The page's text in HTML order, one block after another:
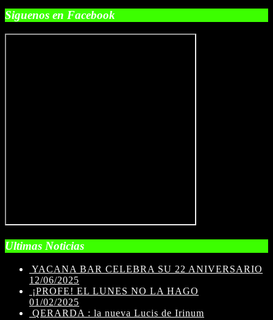
Siguenos en Facebook
Ultimas Noticias
YACANA BAR CELEBRA SU 22 ANIVERSARIO
12/06/2025
¡PROFE! EL LUNES NO LA HAGO
01/02/2025
QERARDA : la nueva Lucis de Irinum